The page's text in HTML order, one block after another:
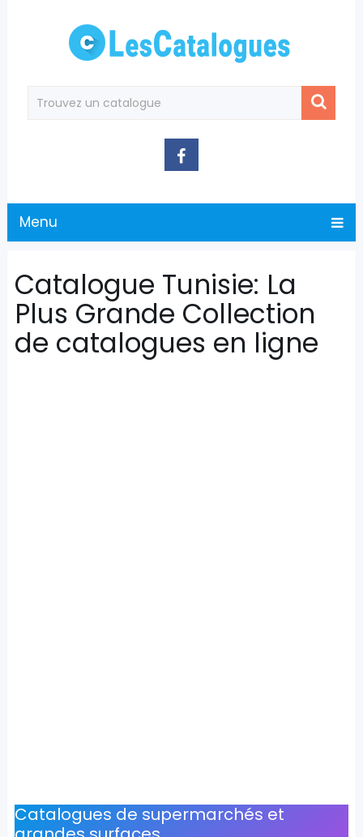
Menu
Catalogue Tunisie: La
Plus Grande Collection
de catalogues en ligne
Catalogues de supermarchés et